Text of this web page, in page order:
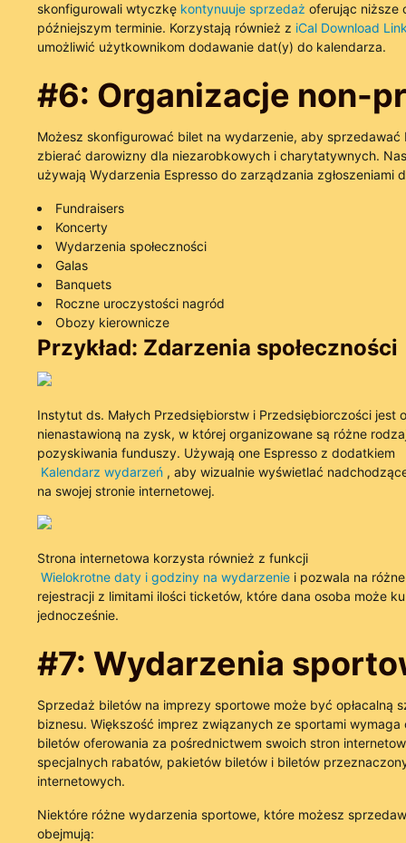
skonfigurowali wtyczkękontynuuje sprzedaż oferując niższe
późniejszym terminie. Korzystają również z iCal Download
umożliwić użytkownikom dodawanie dat(y) do kalendarza.
#6: Organizacje non-
Możesz skonfigurować bilet na wydarzenie, aby sprzedawać
zbierać darowizny dla niezarobkowych i charytatywnych.
używają Wydarzenia Espresso do zarządzania zgłoszeniami
Fundraisers
Koncerty
Wydarzenia społeczności
Galas
Banquets
Roczne uroczystości nagród
Obozy kierownicze
Przykład: Zdarzenia społeczności
Instytut ds. Małych Przedsiębiorstw i Przedsiębiorczości jest
nienastawioną na zysk, w której organizowane są różne
pozyskiwania funduszy. Używają one Espresso z dodatkiem
Kalendarz wydarzeń, aby wizualnie wyświetlać
na swojej stronie internetowej.
Strona internetowa korzysta również z funkcji
Wielokrotne daty i godziny na wydarzeniei pozwala na
rejestracji z limitami ilości ticketów, które dana osoba może
jednocześnie.
#7: Wydarzenia
Sprzedaż biletów na imprezy sportowe może być opłacalną
biznesu. Większość imprez związanych ze sportami wymaga
biletów oferowania za pośrednictwem swoich stron
specjalnych rabatów, pakietów biletów i biletów
internetowych.
Niektóre różne wydarzenia sportowe, które możesz
obejmują: